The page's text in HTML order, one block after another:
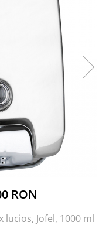
RON
Jofel, 1000 ml